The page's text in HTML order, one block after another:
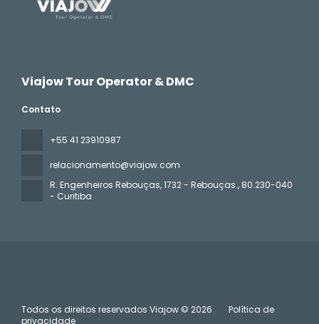
Viajow Tour Operator & DMC
Contato
+55 41 23910987
relacionamento@viajow.com
R. Engenheiros Rebouças, 1732 - Rebouças., 80.230-040
- Curitiba
Todos os direitos reservados Viajow © 2026
Política de
privacidade